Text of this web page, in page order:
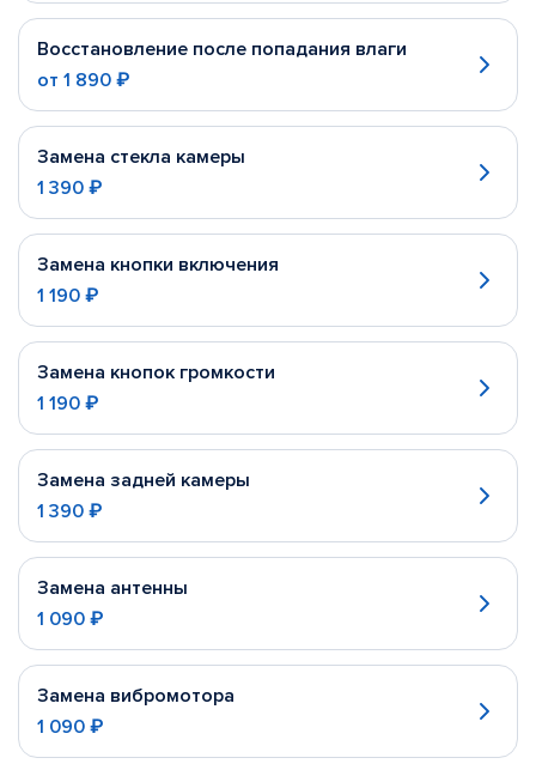
Восстановление после попадания влаги
от 1 890 ₽
Замена стекла камеры
1 390 ₽
Замена кнопки включения
1 190 ₽
Замена кнопок громкости
1 190 ₽
Замена задней камеры
1 390 ₽
Замена антенны
1 090 ₽
Замена вибромотора
1 090 ₽